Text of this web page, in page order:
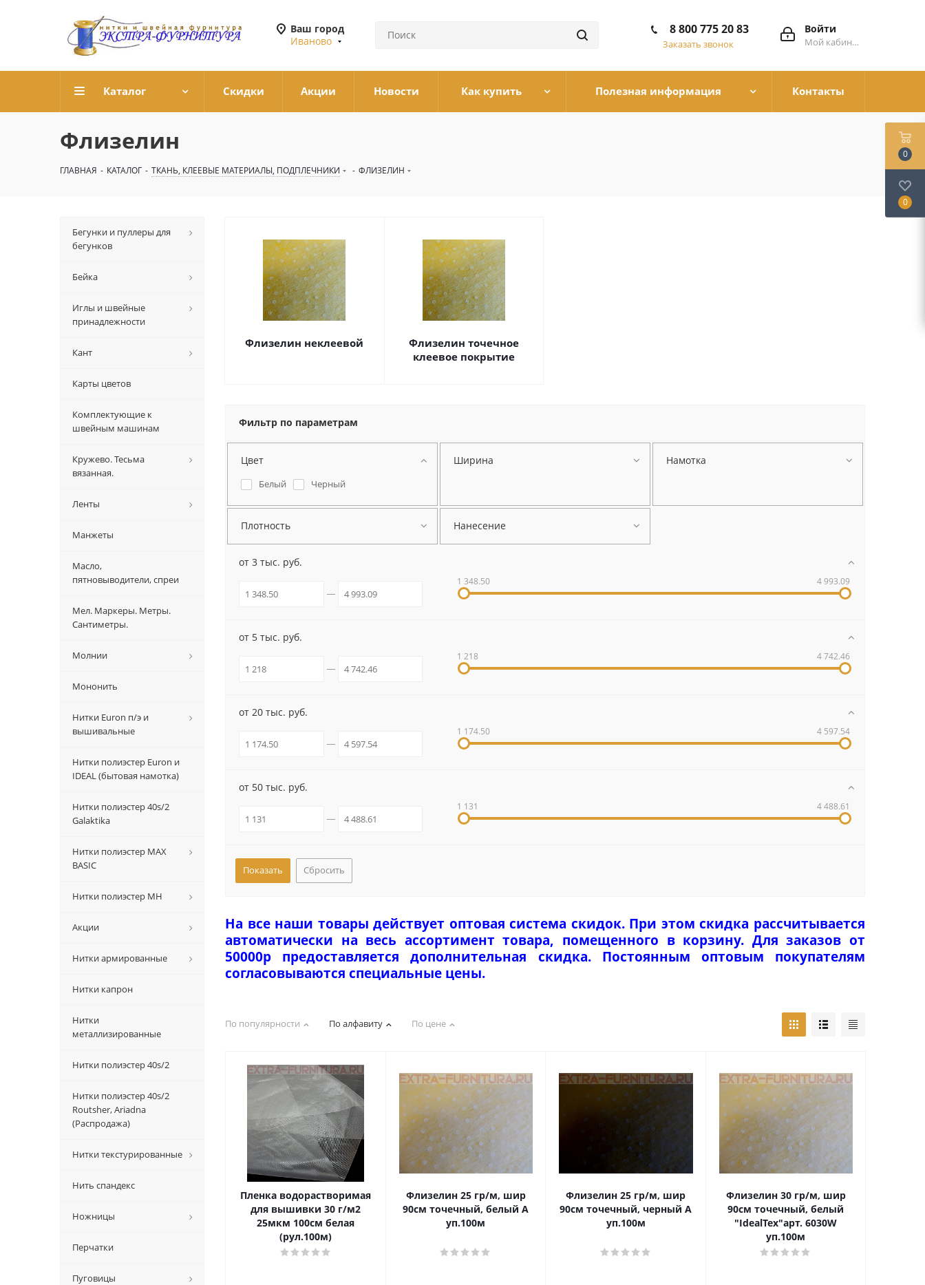
Ваш город
Иваново
Войти
Мой кабинет
8 800 775 20 83
Заказать звонок
Каталог Скидки Акции Новости Как купить Полезная информация Контакты
Флизелин
ГЛАВНАЯ - КАТАЛОГ - ТКАНЬ, КЛЕЕВЫЕ МАТЕРИАЛЫ, ПОДПЛЕЧНИКИ - ФЛИЗЕЛИН
Флизелин неклеевой
Флизелин точечное
клеевое покрытие
Фильтр по параметрам
Цвет
Белый Черный
Ширина Намотка
Плотность Нанесение
от 3 тыс. руб.
1 348.50 4 993.09
от 5 тыс. руб.
1 218 4 742.46
от 20 тыс. руб.
1 174.50 4 597.54
от 50 тыс. руб.
1 131 4 488.61
Сбросить
На все наши товары действует оптовая система скидок. При этом скидка рассчитывается
автоматически на весь ассортимент товара, помещенного в корзину. Для заказов от
50000р предоставляется дополнительная скидка. Постоянным оптовым покупателям
согласовываются специальные цены.
По популярности По алфавиту По цене
Пленка водорастворимая
для вышивки 30 г/м2
25мкм 100см белая
(рул.100м)
Флизелин 25 гр/м, шир
90см точечный, белый А
уп.100м
Флизелин 25 гр/м, шир
90см точечный, черный А
уп.100м
Флизелин 30 гр/м, шир
90см точечный, белый
"IdealTex"арт. 6030W
уп.100м
Бегунки и пуллеры для
бегунков
Бейка
Иглы и швейные
принадлежности
Кант
Карты цветов
Комплектующие к
швейным машинам
Кружево. Тесьма
вязанная.
Ленты
Манжеты
Масло,
пятновыводители, спреи
Мел. Маркеры. Метры.
Сантиметры.
Молнии
Мононить
Нитки Euron п/э и
вышивальные
Нитки полиэстер Euron и
IDEAL (бытовая намотка)
Нитки полиэстер 40s/2
Galaktika
Нитки полиэстер MAX
BASIC
Нитки полиэстер MH
Акции
Нитки армированные
Нитки капрон
Нитки
металлизированные
Нитки полиэстер 40s/2
Нитки полиэстер 40s/2
Routsher, Ariadna
(Распродажа)
Нитки текстурированные
Нить спандекс
Ножницы
Перчатки
Пуговицы
0
0